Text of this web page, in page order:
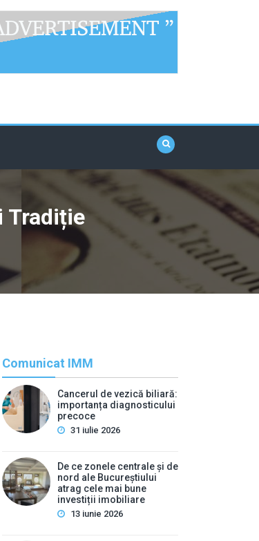
Tradiție
Comunicat IMM
Cancerul de vezică biliară:
importanța diagnosticului
precoce
31 iulie 2026
De ce zonele centrale și de
nord ale Bucureștiului
atrag cele mai bune
investiții imobiliare
13 iunie 2026